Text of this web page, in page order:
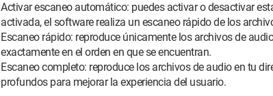
Activar escaneo automático: puedes activar o desactivar
activada, el software realiza un escaneo rápido de los
Escaneo rápido: reproduce únicamente los archivos de
exactamente en el orden en que se encuentran.
Escaneo completo: reproduce los archivos de audio en tu
profundos para mejorar la experiencia del usuario.